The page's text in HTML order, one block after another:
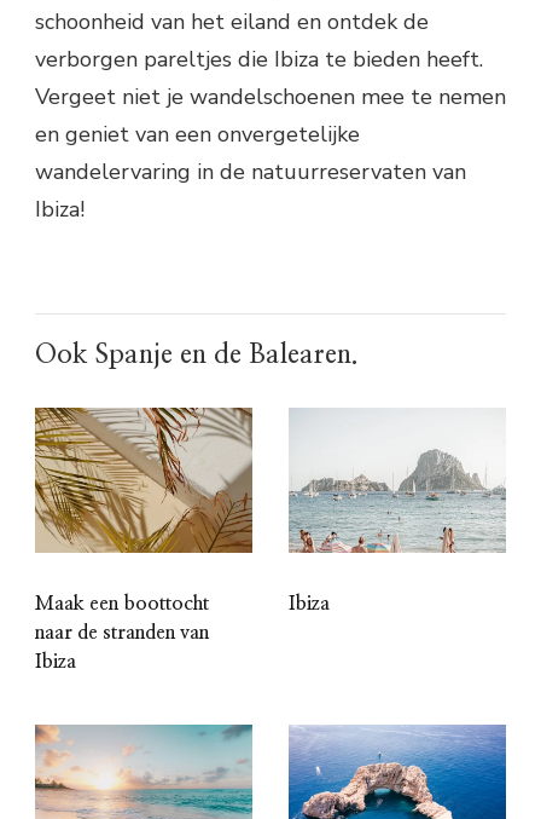
schoonheid van het eiland en ontdek de
verborgen pareltjes die Ibiza te bieden heeft.
Vergeet niet je wandelschoenen mee te nemen
en geniet van een onvergetelijke
wandelervaring in de natuurreservaten van
Ibiza!
Ook Spanje en de Balearen.
Maak een boottocht
naar de stranden van
Ibiza
Ibiza